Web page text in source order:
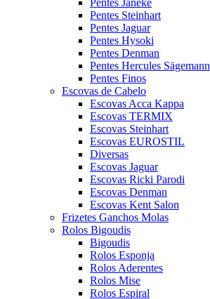
Pentes Janeke
Pentes Steinhart
Pentes Jaguar
Pentes Hysoki
Pentes Denman
Pentes Hercules Sägemann
Pentes Finos
Escovas de Cabelo
Escovas Acca Kappa
Escovas TERMIX
Escovas Steinhart
Escovas EUROSTIL
Diversas
Escovas Jaguar
Escovas Ricki Parodi
Escovas Denman
Escovas Kent Salon
Frizetes Ganchos Molas
Rolos Bigoudis
Bigoudis
Rolos Esponja
Rolos Aderentes
Rolos Mise
Rolos Espiral